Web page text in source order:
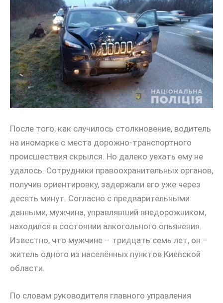
После того, как случилось столкновение, водитель
на иномарке с места дорожно-транспортного
происшествия скрылся. Но далеко уехать ему не
удалось. Сотрудники правоохранительных органов,
получив ориентировку, задержали его уже через
десять минут. Согласно с предварительными
данными, мужчина, управлявший внедорожником,
находился в состоянии алкогольного опьянения.
Известно, что мужчине – тридцать семь лет, он –
житель одного из населённых пунктов Киевской
области.
По словам руководителя главного управления